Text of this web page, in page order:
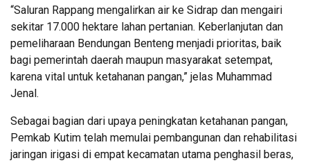
“Saluran Rappang mengalirkan air ke Sidrap dan mengairi
sekitar 17.000 hektare lahan pertanian. Keberlanjutan dan
pemeliharaan Bendungan Benteng menjadi prioritas, baik
bagi pemerintah daerah maupun masyarakat setempat,
karena vital untuk ketahanan pangan,” jelas Muhammad
Jenal.
Sebagai bagian dari upaya peningkatan ketahanan pangan,
Pemkab Kutim telah memulai pembangunan dan rehabilitasi
jaringan irigasi di empat kecamatan utama penghasil beras,